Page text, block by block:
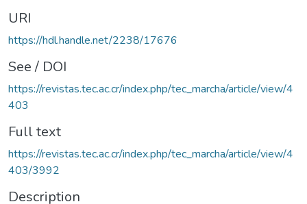
URI
https://hdl.handle.net/2238/17676
See / DOI
https://revistas.tec.ac.cr/index.php/tec_marcha/article/view/4
403
Full text
https://revistas.tec.ac.cr/index.php/tec_marcha/article/view/4
403/3992
Description